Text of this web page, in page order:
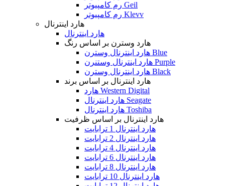
رم کامپیوتر Geil
رم کامپیوتر Klevv
هارد اینترنال
هارد اینترنال
هارد وسترن بر اساس رنگ
هارد اینترنال وسترن Blue
هارد اینترنال وستنرن Purple
هارد اینترنال وسترن Black
هارد اینترنال بر اساس برند
هارد Western Digital
هارد اینترنال Seagate
هارد اینترنال Toshiba
هارد اینترنال بر اساس ظرفیت
هارد اینترنال 1 ترابایت
هارد اینترنال 2 ترابایت
هارد اینترنال 4 ترابایت
هارد اینترنال 6 ترابایت
هارد اینترنال 8 ترابایت
هارد اینترنال 10 ترابایت